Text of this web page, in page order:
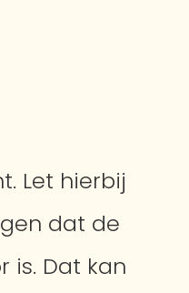
Let hierbij
dat de
is. Dat kan